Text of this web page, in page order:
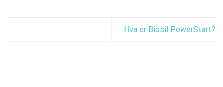
Hva er Biosil PowerStart?